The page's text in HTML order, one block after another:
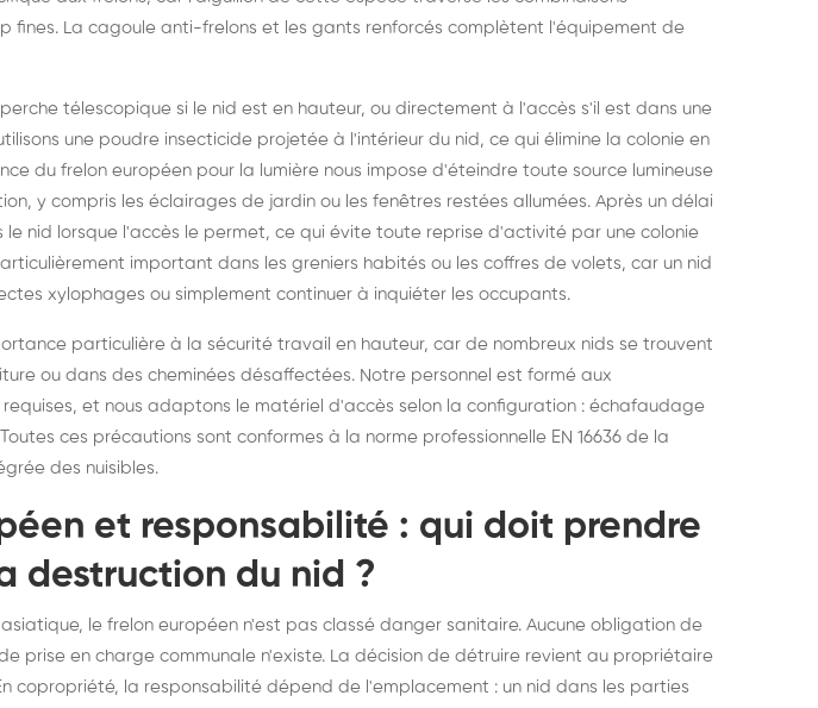
fines. La cagoule anti-frelons et les gants renforcés complètent l'équipement de
télescopique si le nid est en hauteur, ou directement à l'accès s'il est dans une
une poudre insecticide projetée à l'intérieur du nid, ce qui élimine la colonie en
du frelon européen pour la lumière nous impose d'éteindre toute source lumineuse
y compris les éclairages de jardin ou les fenêtres restées allumées. Après un délai
le nid lorsque l'accès le permet, ce qui évite toute reprise d'activité par une colonie
important dans les greniers habités ou les coffres de volets, car un nid
xylophages ou simplement continuer à inquiéter les occupants.
particulière à la sécurité travail en hauteur, car de nombreux nids se trouvent
ou dans des cheminées désaffectées. Notre personnel est formé aux
et nous adaptons le matériel d'accès selon la configuration : échafaudage
ces précautions sont conformes à la norme professionnelle EN 16636 de la
des nuisibles.
et responsabilité : qui doit prendre
destruction du nid ?
le frelon européen n'est pas classé danger sanitaire. Aucune obligation de
prise en charge communale n'existe. La décision de détruire revient au propriétaire
copropriété, la responsabilité dépend de l'emplacement : un nid dans les parties